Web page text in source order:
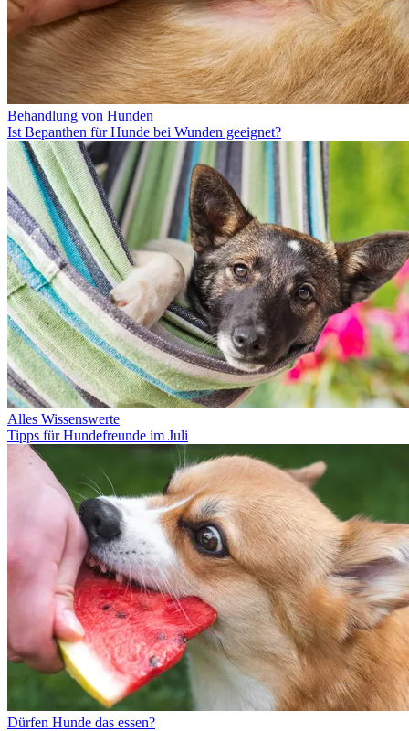
Behandlung von Hunden
Ist Bepanthen für Hunde bei Wunden geeignet?
Alles Wissenswerte
Tipps für Hundefreunde im Juli
Dürfen Hunde das essen?